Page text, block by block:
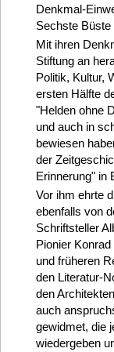
Denkmal-
Sechste Büste
Mit ihren
Stiftung an
Politik, Kultur,
ersten Hälfte
"Helden ohne
und auch in
bewiesen
der
Erinnerung" in
Vor ihm ehrte
ebenfalls von
Schriftsteller
Pionier
und früheren
den Literatur-
den
auch
gewidmet, die
wiedergeben